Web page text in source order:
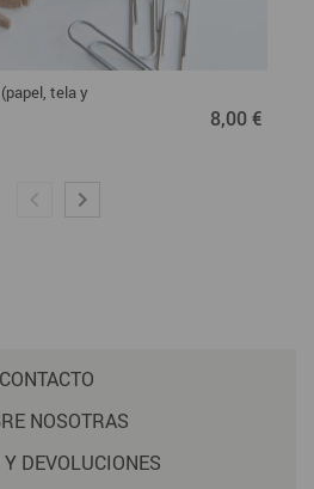
tela y
8,00 €
CONTACTO
NOSOTRAS
DEVOLUCIONES